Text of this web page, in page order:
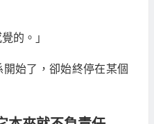
的。」
始了，卻始終停在某個